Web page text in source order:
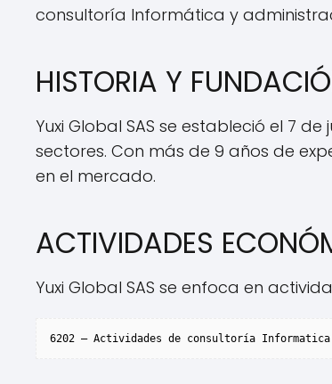
consultoría Informática y
HISTORIA Y
Yuxi Global SAS se estableció el 7
sectores. Con más de 9 años de
en el mercado.
ACTIVIDADES
Yuxi Global SAS se enfoca en